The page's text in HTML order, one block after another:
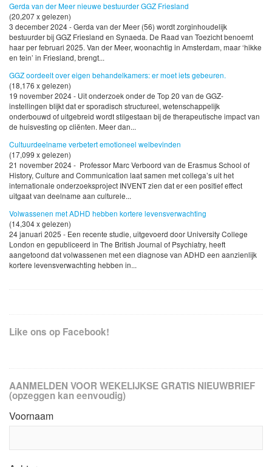
Gerda van der Meer nieuwe bestuurder GGZ Friesland
(20,207 x gelezen)
3 december 2024 - Gerda van der Meer (56) wordt zorginhoudelijk
bestuurder bij GGZ Friesland en Synaeda. De Raad van Toezicht benoemt
haar per februari 2025. Van der Meer, woonachtig in Amsterdam, maar ‘hikke
en tein’ in Friesland, brengt...
GGZ oordeelt over eigen behandelkamers: er moet iets gebeuren.
(18,176 x gelezen)
19 november 2024 - Uit onderzoek onder de Top 20 van de GGZ-
instellingen blijkt dat er sporadisch structureel, wetenschappelijk
onderbouwd of uitgebreid wordt stilgestaan bij de therapeutische impact van
de huisvesting op cliënten. Meer dan...
Cultuurdeelname verbetert emotioneel welbevinden
(17,099 x gelezen)
21 november 2024 - Professor Marc Verboord van de Erasmus School of
History, Culture and Communication laat samen met collega’s uit het
internationale onderzoeksproject INVENT zien dat er een positief effect
uitgaat van deelname aan culturele...
Volwassenen met ADHD hebben kortere levensverwachting
(14,304 x gelezen)
24 januari 2025 - Een recente studie, uitgevoerd door University College
London en gepubliceerd in The British Journal of Psychiatry, heeft
aangetoond dat volwassenen met een diagnose van ADHD een aanzienlijk
kortere levensverwachting hebben in...
Like ons op Facebook!
AANMELDEN VOOR WEKELIJKSE GRATIS NIEUWBRIEF
(opzeggen kan eenvoudig)
Voornaam